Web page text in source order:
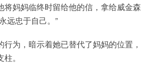
将妈妈临终时留给他的信，拿给威金森
远忠于自己。”
行为，暗示着她已替代了妈妈的位置，
。